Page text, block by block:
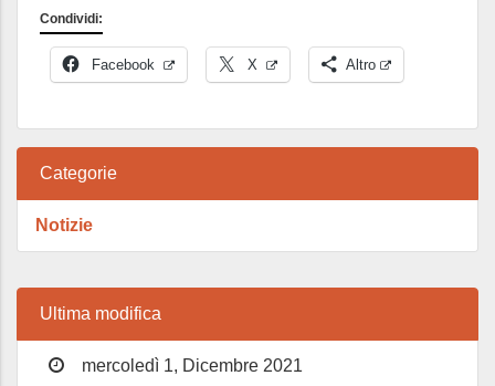
Condividi:
Facebook X Altro
Categorie
Notizie
Ultima modifica
mercoledì 1, Dicembre 2021